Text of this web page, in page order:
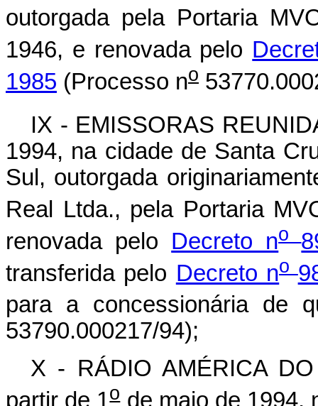
outorgada pela Portaria
1946, e renovada pelo
1985 (Processo no
IX - EMISSORAS
1994, na cidade de Santa
Sul, outorgada
Real Ltda., pela Portaria
renovada pelo Decreto no
transferida pelo Decreto no
para a concessionária de
53790.000217/94);
X - RÁDIO AMÉRICA
partir de 1ode maio de 1994,